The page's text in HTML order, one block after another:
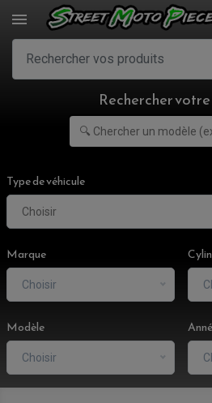
Rechercher
Type de véhicule
Choisir
Marque
Choisir
Modèle
Choisir